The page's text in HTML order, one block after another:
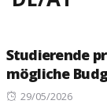
Studierende
mögliche
Posted
29/05/2026